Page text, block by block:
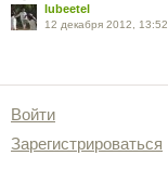
lubeetel
12 декабря 2012, 13:52
Войти
Зарегистрироваться